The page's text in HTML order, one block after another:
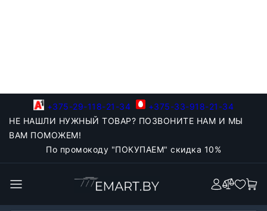
+375-29-118-21-34
+375-33-918-21-34
НЕ НАШЛИ НУЖНЫЙ ТОВАР? ПОЗВОНИТЕ НАМ И МЫ
ВАМ ПОМОЖЕМ!
По промокоду "ПОКУПАЕМ" скидка 10%